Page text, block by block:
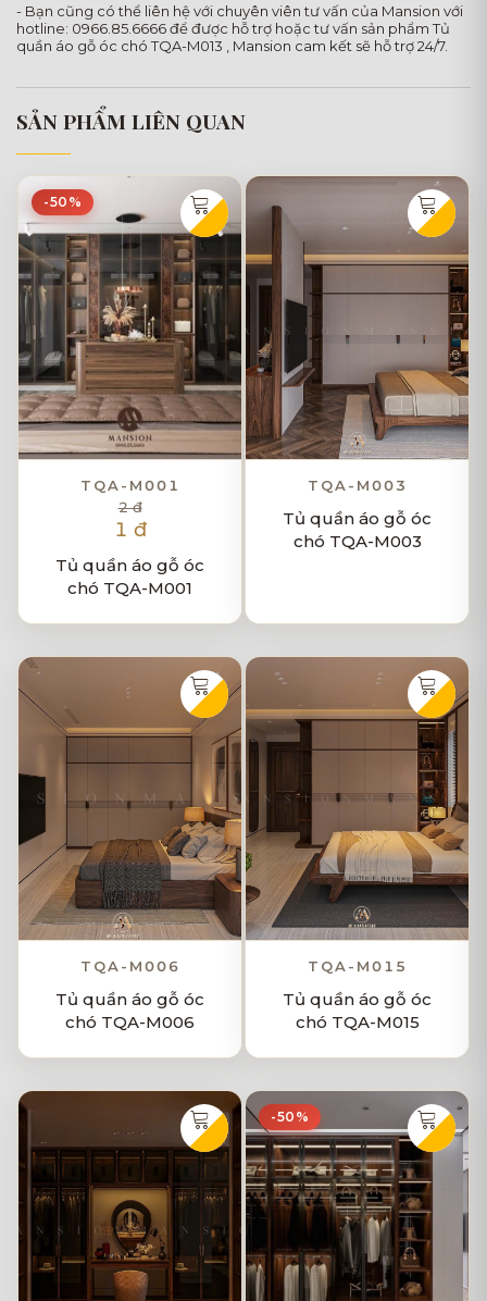
- Bạn cũng có thể liên hệ với chuyên viên tư vấn của Mansion với
hotline: 0966.85.6666 để được hỗ trợ hoặc tư vấn sản phẩm Tủ
quần áo gỗ óc chó TQA-M013 , Mansion cam kết sẽ hỗ trợ 24/7.
SẢN PHẨM LIÊN QUAN
-50%
TQA-M001
2 đ
1 đ
Tủ quần áo gỗ óc
chó TQA-M001
TQA-M003
Tủ quần áo gỗ óc
chó TQA-M003
TQA-M006
Tủ quần áo gỗ óc
chó TQA-M006
TQA-M015
Tủ quần áo gỗ óc
chó TQA-M015
-50%